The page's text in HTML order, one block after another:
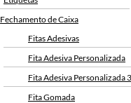
Fechamento de Caixa
Fitas Adesivas
Fita Adesiva Personalizada
Fita Adesiva Personalizada
Fita Gomada